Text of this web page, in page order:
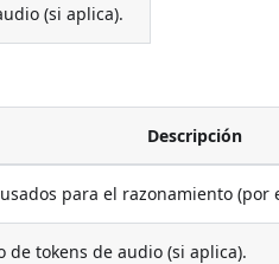
(si aplica).
Descripción
para el razonamiento (por
de tokens de audio (si aplica).